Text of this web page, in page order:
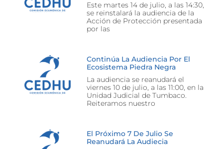
Este martes 14 de julio, a las 14:30,
se reinstalará la audiencia de la
Acción de Protección presentada
por las
Continúa La Audiencia Por El
Ecosistema Piedra Negra
La audiencia se reanudará el
viernes 10 de julio, a las 11:00, en la
Unidad Judicial de Tumbaco.
Reiteramos nuestro
El Próximo 7 De Julio Se
Reanudará La Audiecia